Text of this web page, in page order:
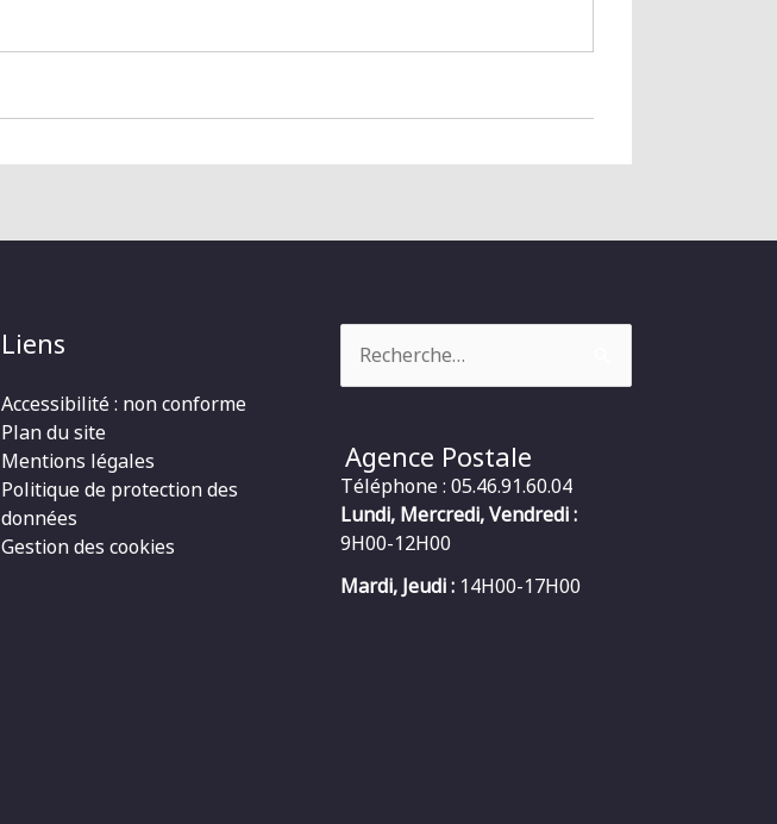
Liens
Accessibilité : non conforme
Plan du site
Mentions légales
Politique de protection des
données
Gestion des cookies
Agence Postale
Téléphone : 05.46.91.60.04
Lundi, Mercredi, Vendredi :
9H00-12H00
Mardi, Jeudi : 14H00-17H00